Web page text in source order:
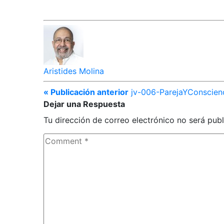
Aristides Molina
« Publicación anterior jv-006-
Dejar una Respuesta
Tu dirección de correo electrónico no será